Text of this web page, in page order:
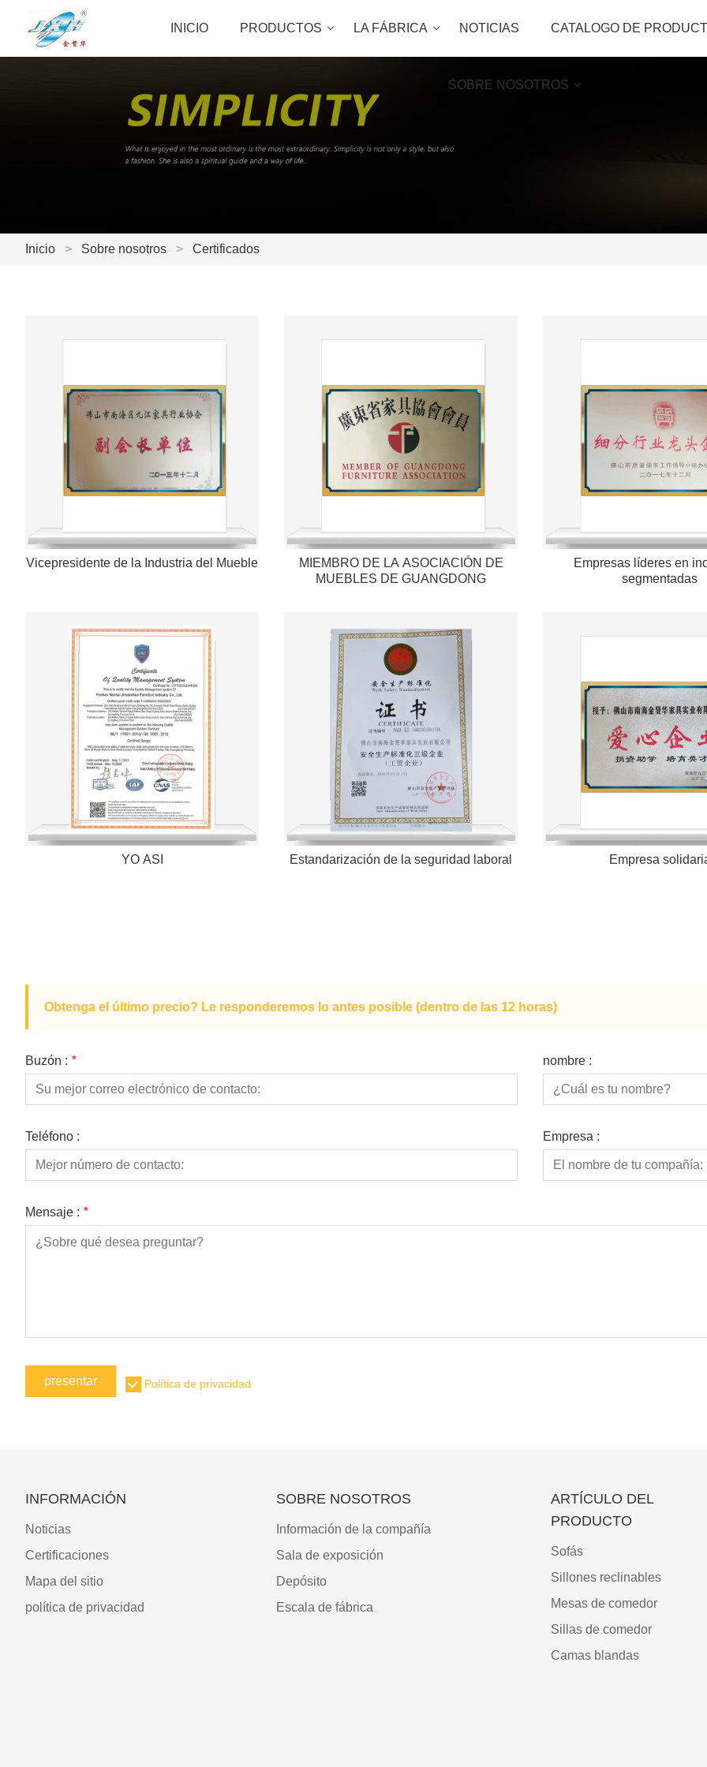
INICIO PRODUCTOS LA FÁBRICA NOTICIAS CATALOGO DE
SOBRE NOSOTROS
Inicio > Sobre nosotros > Certificados
Vicepresidente de la Industria del Mueble
MIEMBRO DE LA ASOCIACIÓN DE
MUEBLES DE GUANGDONG
Empresas líderes en
segmentadas
YO ASI Estandarización de la seguridad laboral Empresa
Obtenga el último precio? Le responderemos lo antes posible (dentro de las 12 horas)
Buzón : * nombre :
Teléfono : Empresa :
Mensaje : *
presentar Política de privacidad
INFORMACIÓN
Noticias
Certificaciones
Mapa del sitio
política de privacidad
SOBRE NOSOTROS
Información de la compañía
Sala de exposición
Depósito
Escala de fábrica
ARTÍCULO DEL
PRODUCTO
Sofás
Sillones reclinables
Mesas de comedor
Sillas de comedor
Camas blandas